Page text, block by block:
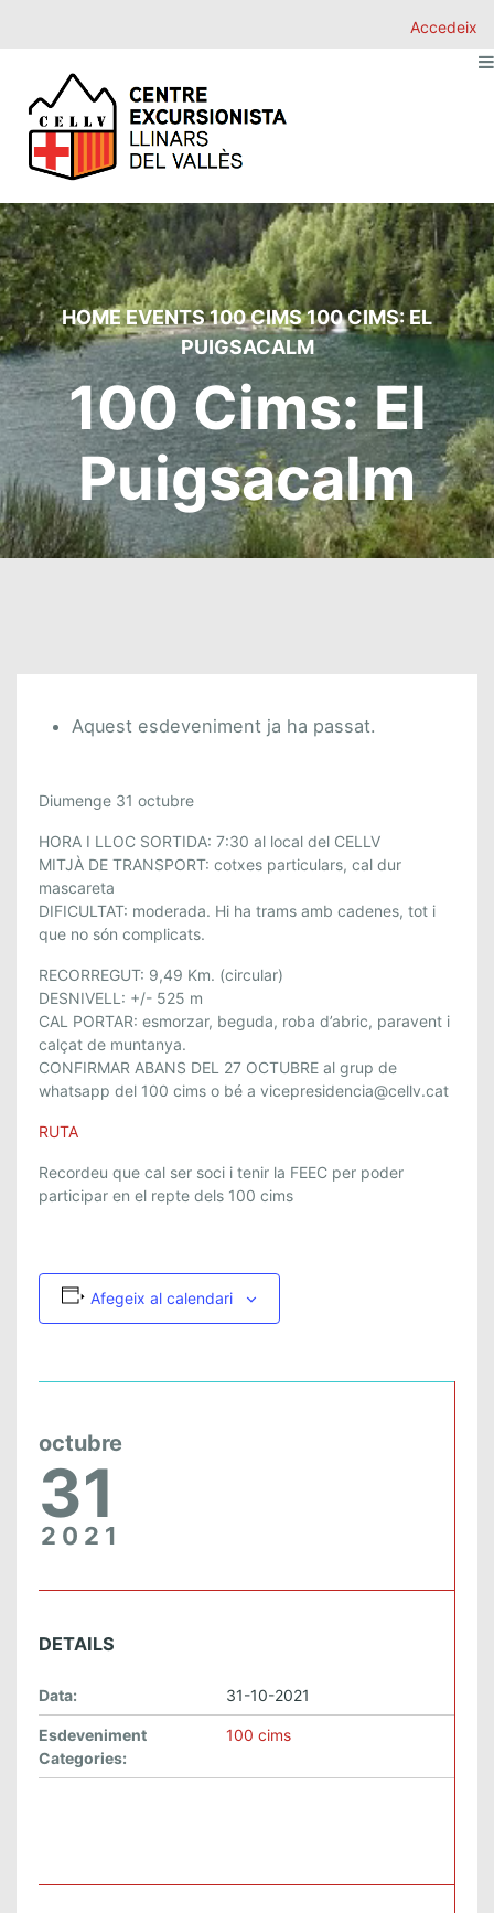
Accedeix
HOMEEVENTS100 CIMS100 CIMS: EL
PUIGSACALM
100 Cims: El
Puigsacalm
Aquest esdeveniment ja ha passat.
Diumenge 31 octubre
HORA I LLOC SORTIDA: 7:30 al local del CELLV
MITJÀ DE TRANSPORT: cotxes particulars, cal dur
mascareta
DIFICULTAT: moderada. Hi ha trams amb cadenes, tot i
que no són complicats.
RECORREGUT: 9,49 Km. (circular)
DESNIVELL: +/- 525 m
CAL PORTAR: esmorzar, beguda, roba d’abric, paravent i
calçat de muntanya.
CONFIRMAR ABANS DEL 27 OCTUBRE al grup de
whatsapp del 100 cims o bé a vicepresidencia@cellv.cat
RUTA
Recordeu que cal ser soci i tenir la FEEC per poder
participar en el repte dels 100 cims
Afegeix al calendari
octubre
31
2021
DETAILS
Data: 31-10-2021
Esdeveniment
Categories:
100 cims